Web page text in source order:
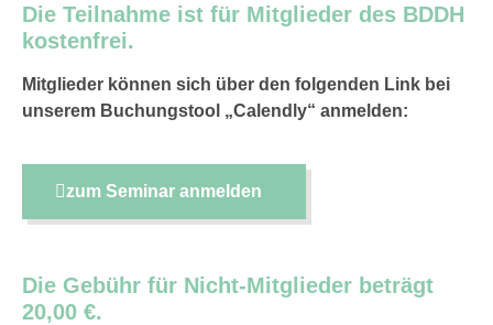
Die Teilnahme ist für Mitglieder des BDDH
kostenfrei.
Mitglieder können sich über den folgenden Link bei
unserem Buchungstool „Calendly“ anmelden:
zum Seminar anmelden
Die Gebühr für Nicht-Mitglieder beträgt
20,00 €.